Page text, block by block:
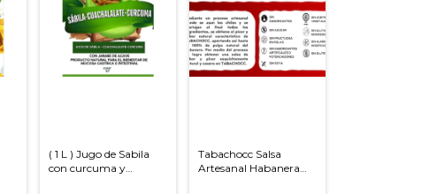
( 1 L ) Jugo de Sabila
con curcuma y
Tabachocc Salsa
Artesanal Habanera